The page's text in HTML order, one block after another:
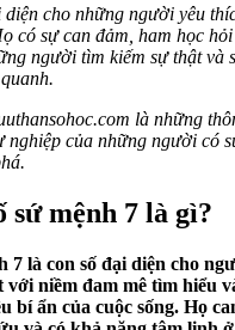
cho những người yêu
có sự can đảm, ham học
người tìm kiếm sự thật và
là những
nghiệp của những người có
sứ mệnh 7 là gì?
7 là con số đại diện cho
niềm đam mê tìm hiểu
bí ẩn của cuộc sống. Họ